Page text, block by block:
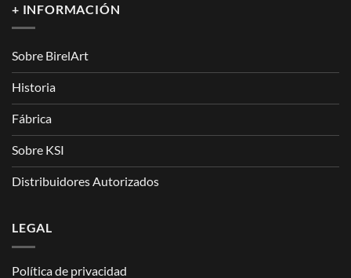
+ INFORMACIÓN
Sobre BirelArt
Historia
Fábrica
Sobre KSI
Distribuidores Autorizados
LEGAL
Política de privacidad